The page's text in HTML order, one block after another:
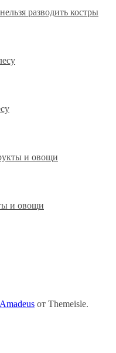
разводить костры
и овощи
и овощи
Amadeus от Themeisle.